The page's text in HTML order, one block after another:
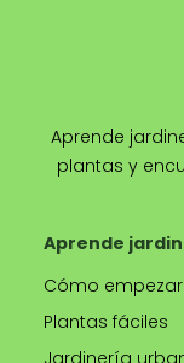
Aprende
plantas y
Aprende
Cómo empezar
Plantas fáciles